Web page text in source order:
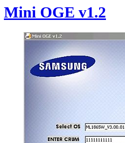
Mini OGE v1.2